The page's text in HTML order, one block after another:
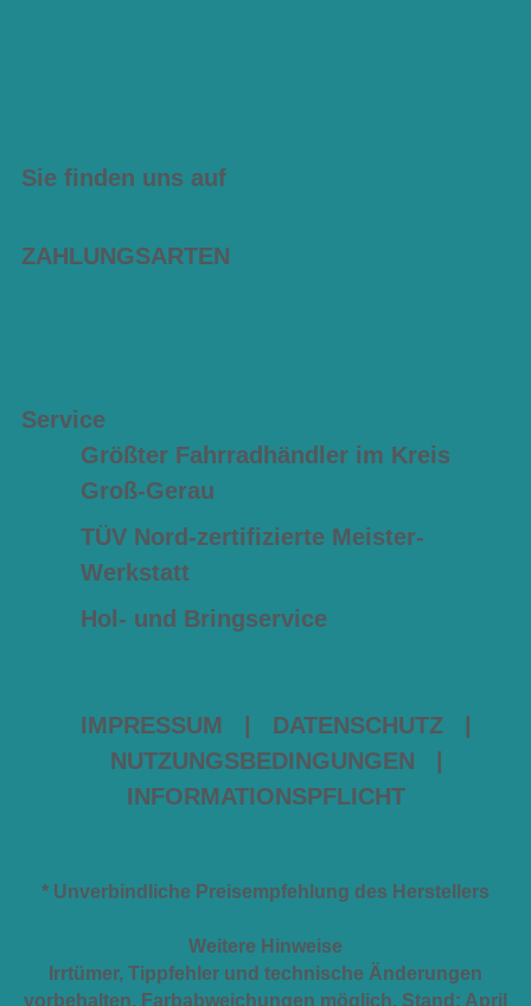
Sie finden uns auf
ZAHLUNGSARTEN
Service
Größter Fahrradhändler im Kreis
Groß-Gerau
TÜV Nord-zertifizierte Meister-
Werkstatt
Hol- und Bringservice
IMPRESSUM DATENSCHUTZ
NUTZUNGSBEDINGUNGEN
INFORMATIONSPFLICHT
* Unverbindliche Preisempfehlung des Herstellers
Weitere Hinweise
Irrtümer, Tippfehler und technische Änderungen
vorbehalten. Farbabweichungen möglich. Stand: April